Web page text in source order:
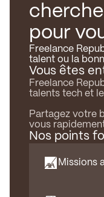
pour
Freelance
talent ou la
Vous êtes
Freelance
talents tech et
Partagez votre
vous
Nos points
Missions